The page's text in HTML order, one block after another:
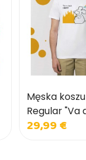
Męska
Regular "Va
i ratt"
29,99 €